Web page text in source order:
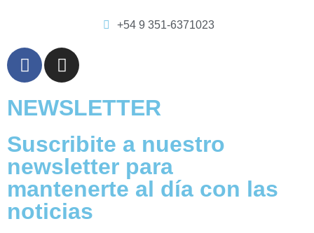
+54 9 351-6371023
NEWSLETTER
Suscribite a nuestro
newsletter para
mantenerte al día con las
noticias